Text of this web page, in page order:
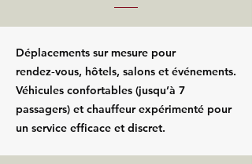
Déplacements sur mesure pour
rendez‑vous, hôtels, salons et événements.
Véhicules confortables (jusqu’à 7
passagers) et chauffeur expérimenté pour
un service efficace et discret.